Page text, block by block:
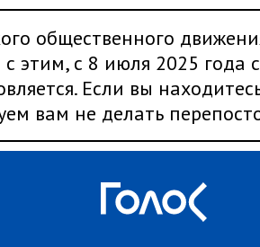
общественного
с этим, с 8 июля 2025 года
Если вы
вам не делать